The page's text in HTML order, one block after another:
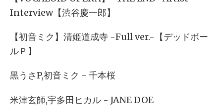
Interview【渋谷慶一郎】
【初音ミク】清姫道成寺 -Full ver.-【デッドボー
ルＰ】
黒うさP,初音ミク - 千本桜
米津玄師,宇多田ヒカル - JANE DOE